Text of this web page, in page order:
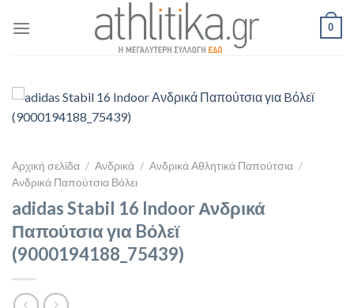
0
Αρχική σελίδα / Ανδρικά / Ανδρικά Αθλητικά Παπούτσια /
Ανδρικά Παπούτσια Βόλει
adidas Stabil 16 Indoor Ανδρικά
Παπούτσια για Bόλεϊ
(9000194188_75439)